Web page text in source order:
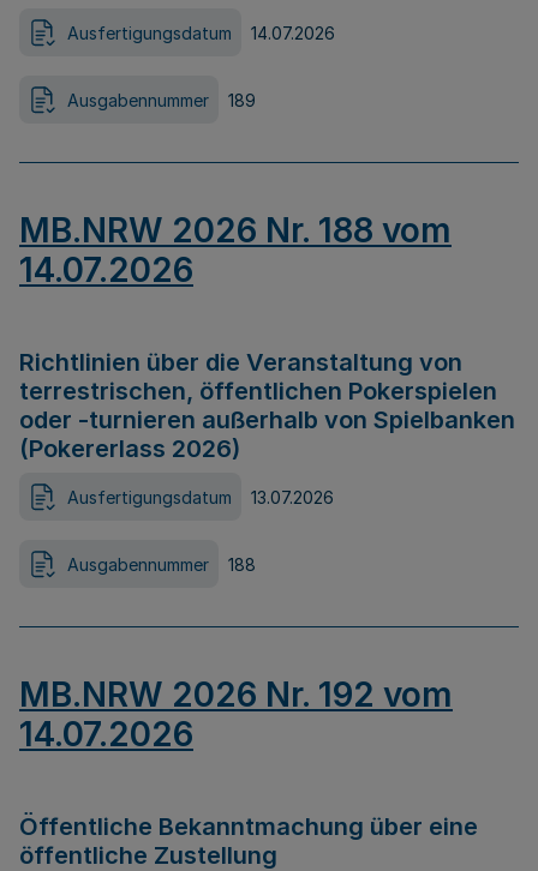
Ausfertigungsdatum 14.07.2026
Ausgabennummer 189
MB.NRW 2026 Nr. 188 vom
14.07.2026
Richtlinien über die Veranstaltung von
terrestrischen, öffentlichen Pokerspielen
oder -turnieren außerhalb von Spielbanken
(Pokererlass 2026)
Ausfertigungsdatum 13.07.2026
Ausgabennummer 188
MB.NRW 2026 Nr. 192 vom
14.07.2026
Öffentliche Bekanntmachung über eine
öffentliche Zustellung